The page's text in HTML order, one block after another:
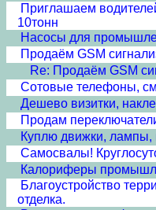
Приглашаем
10тонн
Насосы для
Продаём GSM
Re: Продаём GSM
Сотовые телефоны,
Дешево визитки,
Продам
Куплю движки, лампы,
Самосвалы!
Калориферы
Благоустройство
отделка.